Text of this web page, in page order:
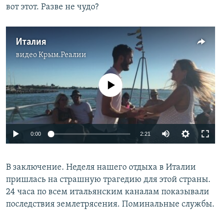
вот этот. Разве не чудо?
Италия
видеоКрым.Реалии
No media source currently available
0:00 2:21
В заключение. Неделя нашего отдыха в Италии
пришлась на страшную трагедию для этой страны.
24 часа по всем итальянским каналам показывали
последствия землетрясения. Поминальные службы.